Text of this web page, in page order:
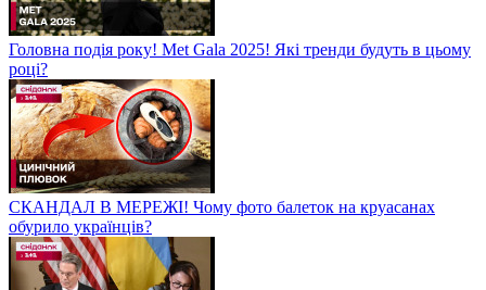
Головна подія року! Met Gala 2025! Які тренди будуть в цьому
році?
СКАНДАЛ В МЕРЕЖІ! Чому фото балеток на круасанах
обурило українців?